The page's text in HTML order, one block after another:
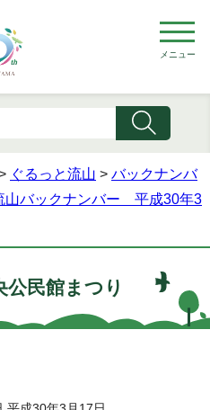
メニュー
ぐるっと流山 > バックナンバ
山バックナンバー 平成30年3
公民館まつり